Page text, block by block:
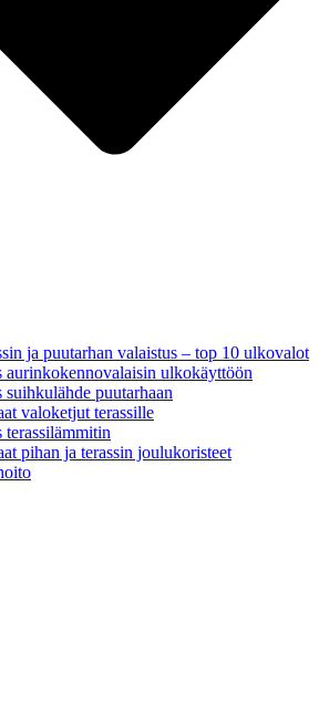
ja puutarhan valaistus – top 10 ulkovalot
aurinkokennovalaisin ulkokäyttöön
suihkulähde puutarhaan
valoketjut terassille
terassilämmitin
pihan ja terassin joulukoristeet